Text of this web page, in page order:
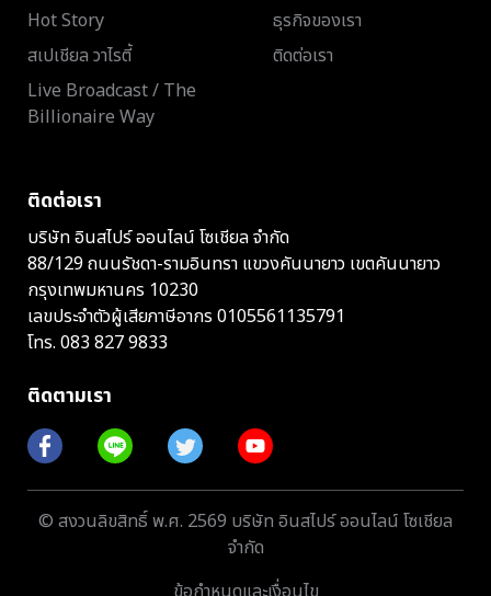
Hot Story
สเปเชียล วาไรตี้
Live Broadcast / The
Billionaire Way
ธุรกิจของเรา
ติดต่อเรา
ติดต่อเรา
บริษัท อินสไปร์ ออนไลน์ โซเชียล จำกัด
88/129 ถนนรัชดา-รามอินทรา แขวงคันนายาว เขตคันนายาว
กรุงเทพมหานคร 10230
เลขประจำตัวผู้เสียภาษีอากร 0105561135791
โทร. 083 827 9833
ติดตามเรา
© สงวนลิขสิทธิ์ พ.ศ. 2569 บริษัท อินสไปร์ ออนไลน์ โซเชียล
จำกัด